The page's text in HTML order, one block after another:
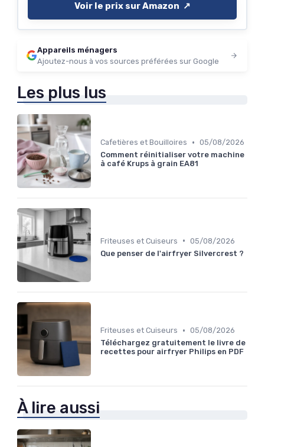
Voir le prix sur Amazon ↗️
Appareils ménagers
Ajoutez-nous à vos sources préférées sur Google
Les plus lus
Cafetières et Bouilloires • 05/08/2026
Comment réinitialiser votre machine
à café Krups à grain EA81
Friteuses et Cuiseurs • 05/08/2026
Que penser de l'airfryer Silvercrest ?
Friteuses et Cuiseurs • 05/08/2026
Téléchargez gratuitement le livre de
recettes pour airfryer Philips en PDF
À lire aussi